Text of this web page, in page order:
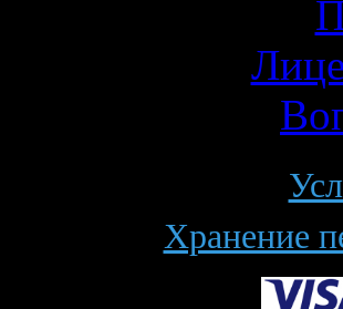
Хранение